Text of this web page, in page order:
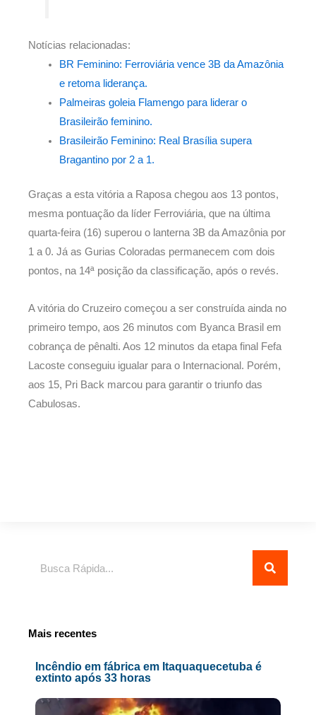
Notícias relacionadas:
BR Feminino: Ferroviária vence 3B da Amazônia
e retoma liderança.
Palmeiras goleia Flamengo para liderar o
Brasileirão feminino.
Brasileirão Feminino: Real Brasília supera
Bragantino por 2 a 1.
Graças a esta vitória a Raposa chegou aos 13 pontos,
mesma pontuação da líder Ferroviária, que na última
quarta-feira (16) superou o lanterna 3B da Amazônia por
1 a 0. Já as Gurias Coloradas permanecem com dois
pontos, na 14ª posição da classificação, após o revés.
A vitória do Cruzeiro começou a ser construída ainda no
primeiro tempo, aos 26 minutos com Byanca Brasil em
cobrança de pênalti. Aos 12 minutos da etapa final Fefa
Lacoste conseguiu igualar para o Internacional. Porém,
aos 15, Pri Back marcou para garantir o triunfo das
Cabulosas.
Mais recentes
Incêndio em fábrica em Itaquaquecetuba é
extinto após 33 horas